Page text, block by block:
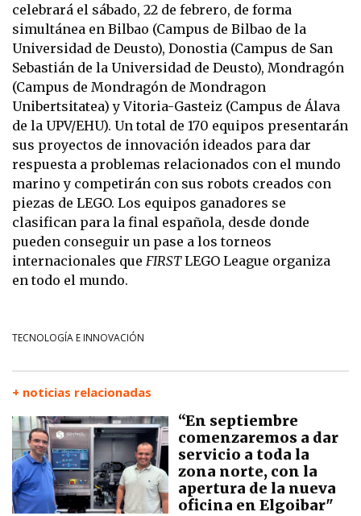
celebrará el sábado, 22 de febrero, de forma
simultánea en Bilbao (Campus de Bilbao de la
Universidad de Deusto), Donostia (Campus de San
Sebastián de la Universidad de Deusto), Mondragón
(Campus de Mondragón de Mondragon
Unibertsitatea) y Vitoria-Gasteiz (Campus de Álava
de la UPV/EHU). Un total de 170 equipos presentarán
sus proyectos de innovación ideados para dar
respuesta a problemas relacionados con el mundo
marino y competirán con sus robots creados con
piezas de LEGO. Los equipos ganadores se
clasifican para la final española, desde donde
pueden conseguir un pase a los torneos
internacionales que FIRST LEGO League organiza
en todo el mundo.
TECNOLOGÍA E INNOVACIÓN
+ noticias relacionadas
“En septiembre
comenzaremos a dar
servicio a toda la
zona norte, con la
apertura de la nueva
oficina en Elgoibar"